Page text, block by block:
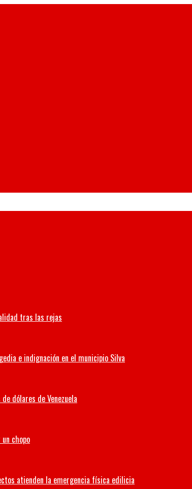
tras las rejas
e indignación en el municipio Silva
dólares de Venezuela
chopo
atienden la emergencia física edilicia